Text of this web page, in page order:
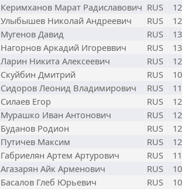
Керимханов Марат Радиславович RUS
Улыбышев Николай Андреевич RUS
Мугенов Давид RUS
Нагорнов Аркадий Игореввич RUS
Ларин Никита Алексеевич RUS
Скуйбин Дмитрий RUS
Сидоров Леонид Владимирович RUS
Силаев Егор RUS
Мурашко Иван Антонович RUS
Буданов Родион RUS
Путичев Максим RUS
Габриелян Артем Артурович RUS
Агазарян Айк Арменович RUS
Басалов Глеб Юрьевич RUS